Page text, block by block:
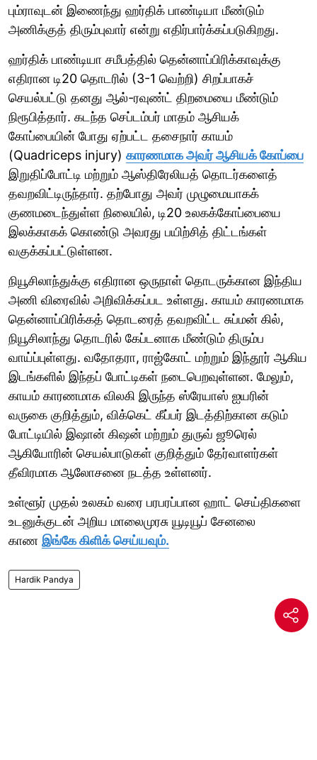
பும்ராவுடன் இணைந்து ஹர்திக் பாண்டியா மீண்டும்
அணிக்குத் திரும்புவார் என்று எதிர்பார்க்கப்படுகிறது.
ஹர்திக் பாண்டியா சமீபத்தில் தென்னாப்பிரிக்காவுக்கு
எதிரான டி20 தொடரில் (3-1 வெற்றி) சிறப்பாகச்
செயல்பட்டு தனது ஆல்-ரவுண்ட் திறமையை மீண்டும்
நிரூபித்தார். கடந்த செப்டம்பர் மாதம் ஆசியக்
கோப்பையின் போது ஏற்பட்ட தசைநார் காயம்
(Quadriceps injury) காரணமாக அவர் ஆசியக் கோப்பை
இறுதிப்போட்டி மற்றும் ஆஸ்திரேலியத் தொடர்களைத்
தவறவிட்டிருந்தார். தற்போது அவர் முழுமையாகக்
குணமடைந்துள்ள நிலையில், டி20 உலகக்கோப்பையை
இலக்காகக் கொண்டு அவரது பயிற்சித் திட்டங்கள்
வகுக்கப்பட்டுள்ளன.
நியூசிலாந்துக்கு எதிரான ஒருநாள் தொடருக்கான இந்திய
அணி விரைவில் அறிவிக்கப்பட உள்ளது. காயம் காரணமாக
தென்னாப்பிரிக்கத் தொடரைத் தவறவிட்ட சுப்மன் கில்,
நியூசிலாந்து தொடரில் கேப்டனாக மீண்டும் திரும்ப
வாய்ப்புள்ளது. வதோதரா, ராஜ்கோட் மற்றும் இந்தூர் ஆகிய
இடங்களில் இந்தப் போட்டிகள் நடைபெறவுள்ளன. மேலும்,
காயம் காரணமாக விலகி இருந்த ஸ்ரேயாஸ் ஐயரின்
வருகை குறித்தும், விக்கெட் கீப்பர் இடத்திற்கான கடும்
போட்டியில் இஷான் கிஷன் மற்றும் துருவ் ஜூரெல்
ஆகியோரின் செயல்பாடுகள் குறித்தும் தேர்வாளர்கள்
தீவிரமாக ஆலோசனை நடத்த உள்ளனர்.
உள்ளூர் முதல் உலகம் வரை பரபரப்பான ஹாட் செய்திகளை
உடனுக்குடன் அறிய மாலைமுரசு யூடியூப் சேனலை
காண இங்கே கிளிக் செய்யவும்.
Hardik Pandya